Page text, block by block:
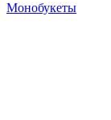
Монобукеты